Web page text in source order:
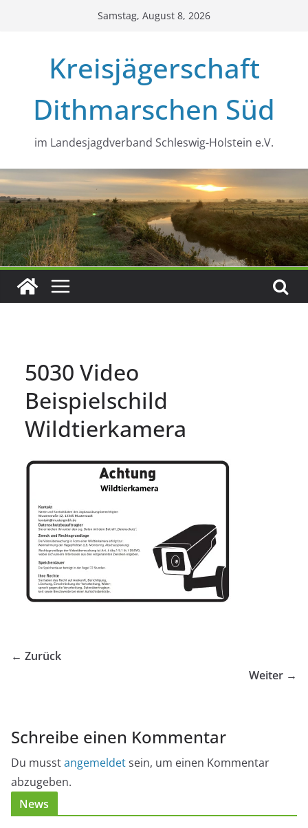
Samstag, August 8, 2026
Kreisjägerschaft
Dithmarschen Süd
im Landesjagdverband Schleswig-Holstein e.V.
5030 Video
Beispielschild
Wildtierkamera
← Zurück
Weiter →
Schreibe einen Kommentar
Du musstangemeldetsein, um einen Kommentar
abzugeben.
News